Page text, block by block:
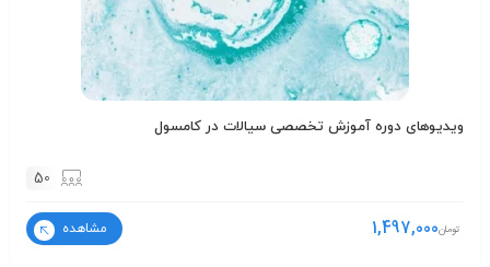
ویدیوهای دوره آموزش تخصصی سیالات در کامسول
50
تومان1,497,000 مشاهده